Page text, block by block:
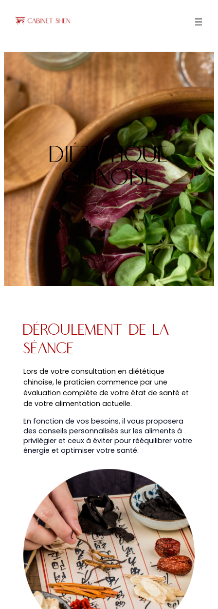
Diététique
Chinoise
Déroulement De La
Séance
Lors de votre consultation en diététique
chinoise, le praticien commence par une
évaluation complète de votre état de santé et
de votre alimentation actuelle.
En fonction de vos besoins, il vous proposera
des conseils personnalisés sur les aliments à
privilégier et ceux à éviter pour rééquilibrer votre
énergie et optimiser votre santé.